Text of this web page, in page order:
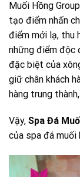
Muối Hồng
tạo điểm nhấn
điểm mới lạ, thu
những điểm độc
đặc biệt của
giữ chân khách
hàng trung
Vậy, Spa Đá
của spa đá muối